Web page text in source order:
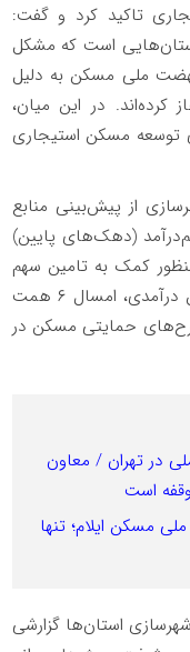
تاکید کرد و گفت:
است که مشکل
ملی مسکن به دلیل
کرده‌اند. در این میان،
توسعه مسکن استیجاری
از پیش‌بینی منابع
(دهک‌های پایین)
کمک به تامین سهم
آورده محرومان و کمک به دهک‌های پایین درآمدی، امسال ۶ همت
پیشبرد طرح‌های حمایتی مسکن در
مسکن ملی در تهران / معاون
است
نهضت ملی مسکن ایلام؛ تنها
استان‌ها گزارشی